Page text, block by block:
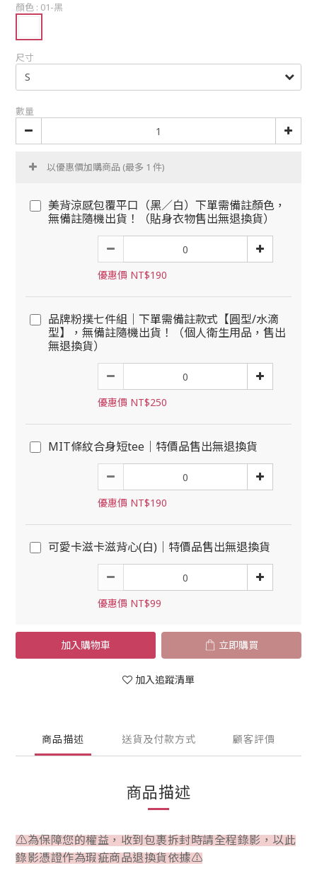
顏色 : 01-黑
尺寸
數量
以優惠價加購商品 (最多 1 件)
美背涼感包覆平口（黑／白）下單需備註顏色，
無備註隨機出貨！（貼身衣物售出無退換貨）
優惠價 NT$190
品牌粉撲七件組｜下單需備註款式【圓型/水滴
型】，無備註隨機出貨！（個人衛生用品，售出
無退換貨）
優惠價 NT$250
MIT條紋合身短tee｜特價品售出無退換貨
優惠價 NT$190
可愛卡滋卡滋背心(白)｜特價品售出無退換貨
優惠價 NT$99
加入購物車 立即購買
加入追蹤清單
商品描述 送貨及付款方式 顧客評價
商品描述
⚠為保障您的權益，收到包裹拆封時請全程錄影，以此
錄影憑證作為瑕疵商品退換貨依據⚠